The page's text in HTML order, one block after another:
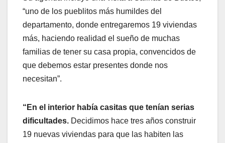
“uno de los pueblitos más humildes del
departamento, donde entregaremos 19 viviendas
más, haciendo realidad el sueño de muchas
familias de tener su casa propia, convencidos de
que debemos estar presentes donde nos
necesitan”.
“En el interior había casitas que tenían serias
dificultades. Decidimos hace tres años construir
19 nuevas viviendas para que las habiten las